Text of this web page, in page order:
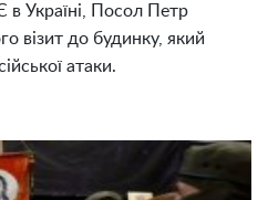
в Україні, Посол Петр
візит до будинку, який
атаки.